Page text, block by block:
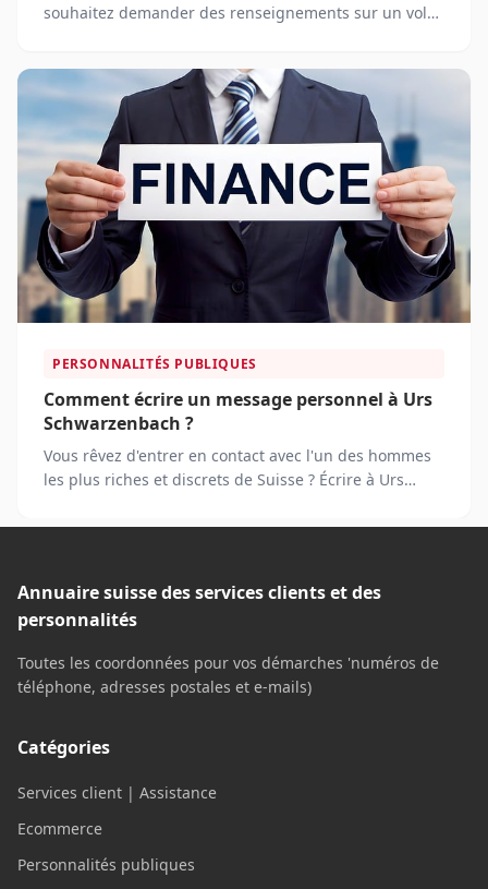
souhaitez demander des renseignements sur un vol
PERSONNALITÉS PUBLIQUES
Comment écrire un message personnel à Urs
Schwarzenbach ?
Vous rêvez d'entrer en contact avec l'un des hommes
les plus riches et discrets de Suisse ? Écrire à Urs
inaccessible. Pourtant, avec la bonne approche, c'est
lu par cet entrepreneur hors du commun.
Annuaire suisse des services clients et des
personnalités
Toutes les coordonnées pour vos démarches 'numéros de
téléphone, adresses postales et e-mails)
Catégories
Services client | Assistance
Ecommerce
Personnalités publiques